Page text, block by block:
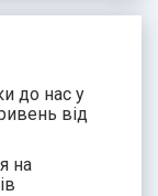
до нас у
від
на